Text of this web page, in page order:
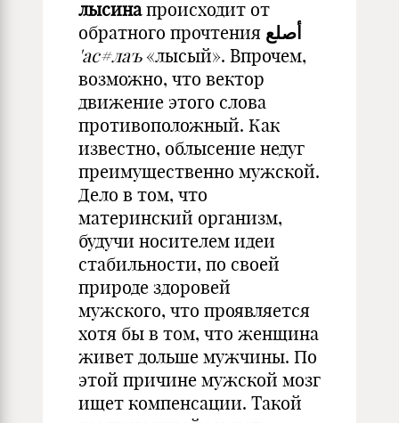
лысинапроисходит от
обратного прочтения أصلع
'ас#лаъ«лысый». Впрочем,
возможно, что вектор
движение этого слова
противоположный. Как
известно, облысение недуг
преимущественно мужской.
Дело в том, что
материнский организм,
будучи носителем идеи
стабильности, по своей
природе здоровей
мужского, что проявляется
хотя бы в том, что женщина
живет дольше мужчины. По
этой причине мужской мозг
ищет компенсации. Такой